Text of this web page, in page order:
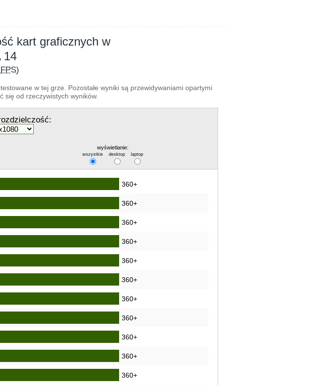
kart graficznych w
14
FPS)
w tej grze. Pozostałe wyniki są przewidywaniami opartymi
się od rzeczywistych wyników.
wyświetlanie:
wszystkie desktop laptop
360+
360+
360+
360+
360+
360+
360+
360+
360+
360+
360+